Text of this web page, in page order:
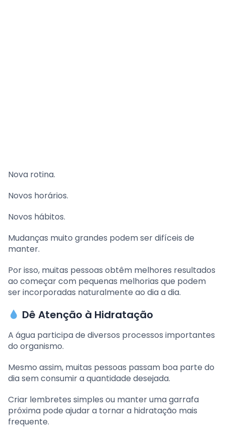
Nova rotina.
Novos horários.
Novos hábitos.
Mudanças muito grandes podem ser difíceis de
manter.
Por isso, muitas pessoas obtêm melhores resultados
ao começar com pequenas melhorias que podem
ser incorporadas naturalmente ao dia a dia.
Dê Atenção à Hidratação
A água participa de diversos processos importantes
do organismo.
Mesmo assim, muitas pessoas passam boa parte do
dia sem consumir a quantidade desejada.
Criar lembretes simples ou manter uma garrafa
próxima pode ajudar a tornar a hidratação mais
frequente.